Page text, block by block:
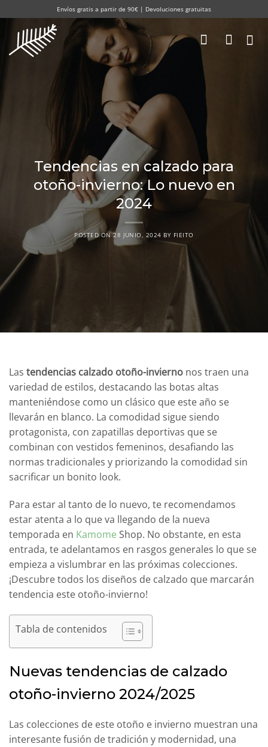
al
contenido
Envíos gratis a partir de 90€ | Devoluciones gratuitas
Tendencias en calzado para
otoño-invierno: Lo nuevo en
2024
POSTED ON28 JUNIO, 2024 BY FIEITO
Las tendencias calzado otoño-invierno nos traen una
variedad de estilos, destacando las botas altas
manteniéndose como un clásico que este año se
llevarán en blanco. La comodidad sigue siendo
protagonista, con zapatillas deportivas que se
combinan con vestidos femeninos, desafiando las
normas tradicionales y priorizando la comodidad sin
sacrificar un bonito look.
Para estar al tanto de lo nuevo, te recomendamos
estar atenta a lo que va llegando de la nueva
temporada en Kamome Shop. No obstante, en esta
entrada, te adelantamos en rasgos generales lo que se
empieza a vislumbrar en las próximas colecciones.
¡Descubre todos los diseños de calzado que marcarán
tendencia este otoño-invierno!
Tabla de contenidos
Nuevas tendencias de calzado
otoño-invierno 2024/2025
Las colecciones de este otoño e invierno muestran una
interesante fusión de tradición y modernidad, una